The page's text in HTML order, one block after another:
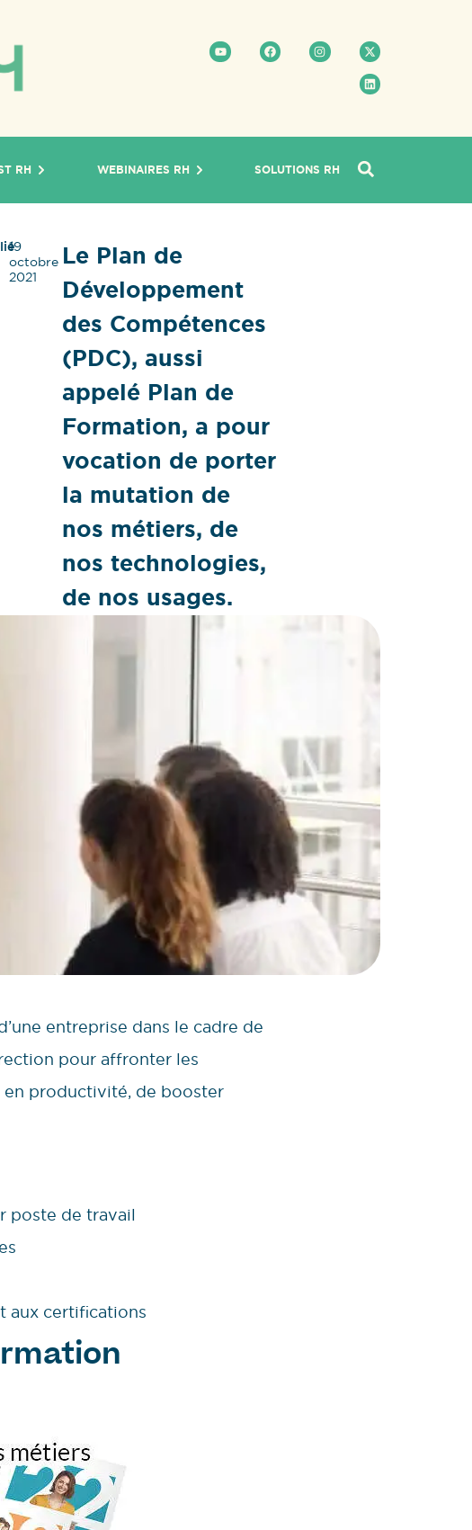
RH WEBINAIRES RH SOLUTIONS RH
19
octobre
2021
Le Plan de
Développement
des Compétences
(PDC), aussi
appelé Plan de
Formation, a pour
vocation de porter
la mutation de
nos métiers, de
nos technologies,
de nos usages.
entreprise dans le cadre de
pour affronter les
en productivité, de booster
poste de travail
aux certifications